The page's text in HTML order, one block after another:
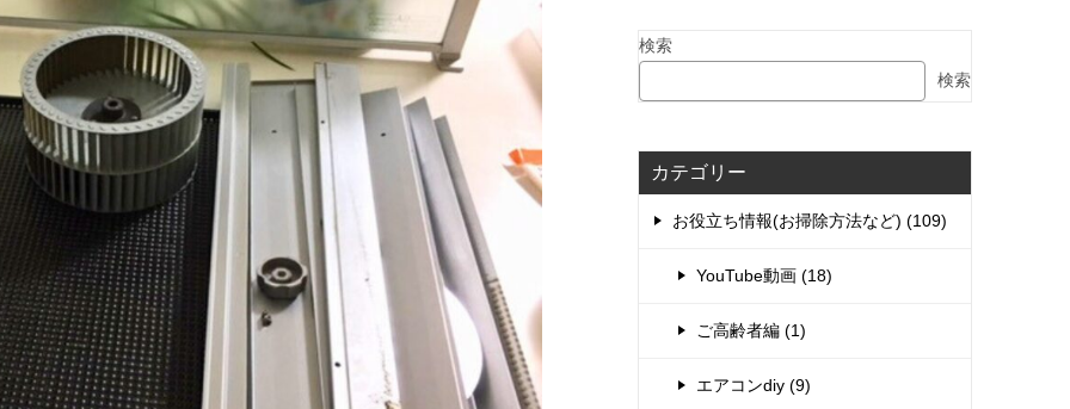
検索
検索
カテゴリー
お役立ち情報(お掃除方法など) (109)
YouTube動画 (18)
ご高齢者編 (1)
エアコンdiy (9)